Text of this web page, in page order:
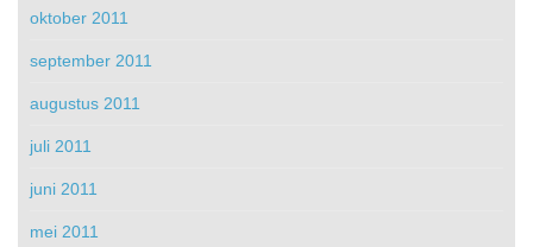
oktober 2011
september 2011
augustus 2011
juli 2011
juni 2011
mei 2011